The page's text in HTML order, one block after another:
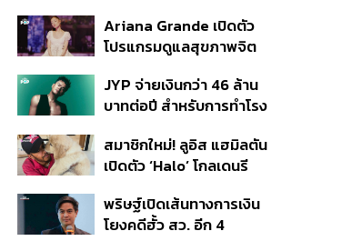
Ariana Grande เปิดตัว
โปรแกรมดูแลสุขภาพจิต
ดนตรี
JYP จ่ายเงินกว่า 46 ล้าน
บาทต่อปี สำหรับการทำโรง
สมาชิกใหม่! ลูอิส แฮมิลตัน
เปิดตัว ‘Halo’ โกลเดนรี
พริษฐ์เปิดเส้นทางการเงิน
โยงคดีฮั้ว สว. อีก 4